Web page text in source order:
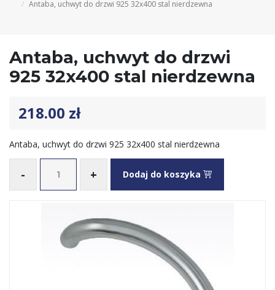
Antaba, uchwyt do drzwi 925 32x400 stal nierdzewna
Antaba, uchwyt do drzwi
925 32x400 stal nierdzewna
218.00 zł
Antaba, uchwyt do drzwi 925 32x400 stal nierdzewna
- + Dodaj do koszyka